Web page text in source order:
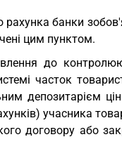
банки
цим пунктом.
до
часток
депозитарієм
учасника
договору або